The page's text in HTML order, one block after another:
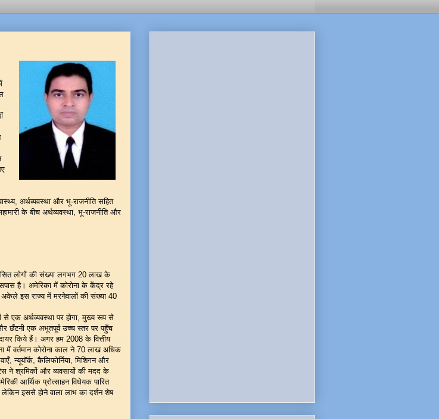
अर्थव्यवस्था और भू-राजनीति सहित
के बीच अर्थव्यवस्था, भू-राजनीति और
लोगों की संख्या लगभग 20 लाख के
है। अमेरिका में कोरोना के केंद्र रहे
इस राज्य में मरनेवालों की संख्या 40
अर्थव्यवस्था पर होगा, मुख्य रूप से
छँटनी एक अभूतपूर्व उच्च स्तर पर पहुँच
किये हैं। अगर हम 2008 के वित्तीय
वर्तमान कोरोना काल ने 70 लाख अधिक
न्यूयॉर्क, कैलिफोर्निया, मिशिगन और
ने श्रमिकों और व्यवसायों की मदद के
आर्थिक प्रोत्साहन विधेयक पारित
इससे होने वाला लाभ का दर्शन शेष